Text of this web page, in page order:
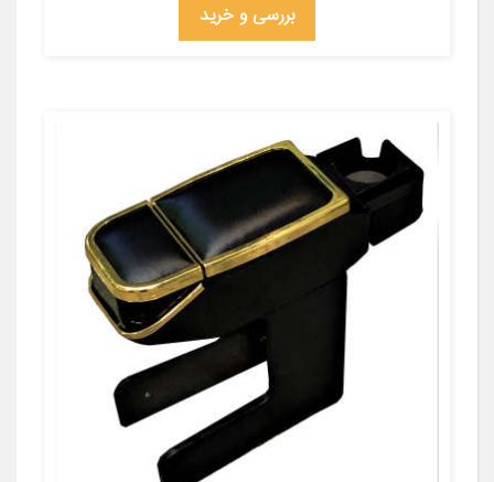
بررسی و خرید